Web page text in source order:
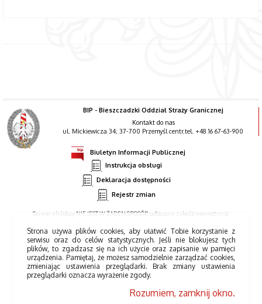
BIP - Bieszczadzki Oddział Straży Granicznej
Kontakt do nas
ul. Mickiewicza 34; 37-700 Przemyśl centr.tel. +48 16 67-63-900
Biuletyn Informacji Publicznej
Instrukcja obsługi
Deklaracja dostępności
Rejestr zmian
Serwer niniejszy NIE JEST W ŻADEN SPOSÓB połączony z siecią wewnętrzną.
Strona używa plików cookies, aby ułatwić Tobie korzystanie z
serwisu oraz do celów statystycznych. Jeśli nie blokujesz tych
plików, to zgadzasz się na ich użycie oraz zapisanie w pamięci
urządzenia. Pamiętaj, że możesz samodzielnie zarządzać cookies,
zmieniając ustawienia przeglądarki. Brak zmiany ustawienia
przeglądarki oznacza wyrażenie zgody.
Rozumiem, zamknij okno.